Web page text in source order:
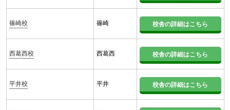
篠崎校 篠崎 校舎の詳細はこちら
西葛西校 西葛西 校舎の詳細はこちら
平井校 平井 校舎の詳細はこちら